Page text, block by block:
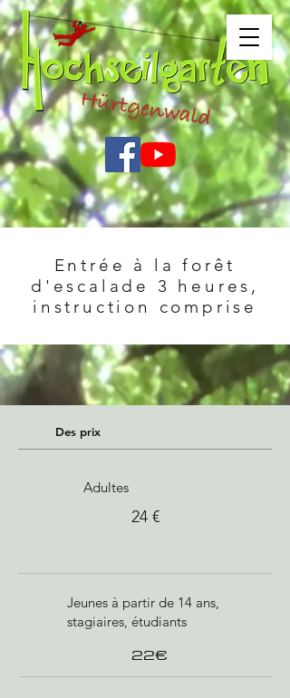
Entrée à la forêt
d'escalade 3 heures,
instruction comprise
Des prix
Adultes
24 €
Jeunes à partir de 14 ans,
stagiaires, étudiants
22€